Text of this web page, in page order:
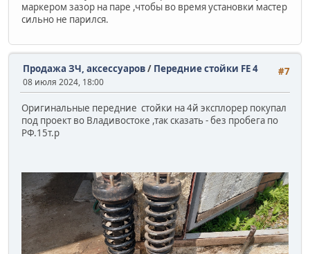
маркером зазор на паре ,чтобы во время установки мастер
сильно не парился.
#7
Продажа ЗЧ, аксессуаров/ Передние стойки FE 4
08 июля 2024, 18:00
Оригинальные передние стойки на 4й эксплорер покупал
под проект во Владивостоке ,так сказать - без пробега по
РФ.15т.р